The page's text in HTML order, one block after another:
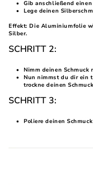
Gib anschließend
Lege deinen
Effekt: Die Aluminiumfolie
Silber.
SCHRITT 2:
Nimm deinen Schmuck
Nun nimmst du dir ein
trockne deinen
SCHRITT 3:
Poliere deinen